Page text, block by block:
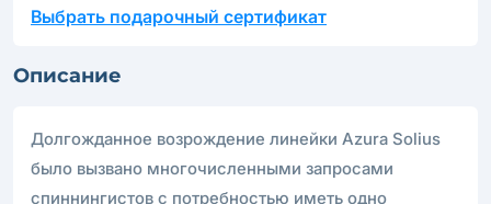
Выбрать подарочный сертификат
Описание
Долгожданное возрождение линейки Azura Solius
было вызвано многочисленными запросами
спиннингистов с потребностью иметь одно